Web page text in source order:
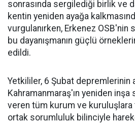
sonrasında sergilediği birlik ve
kentin yeniden ayağa
vurgulanırken, Erkenez OSB'nin
bu dayanışmanın güçlü
edildi.
Yetkililer, 6 Şubat depremlerinin
Kahramanmaraş'ın yeniden
veren tüm kurum ve
ortak sorumluluk bilinciyle